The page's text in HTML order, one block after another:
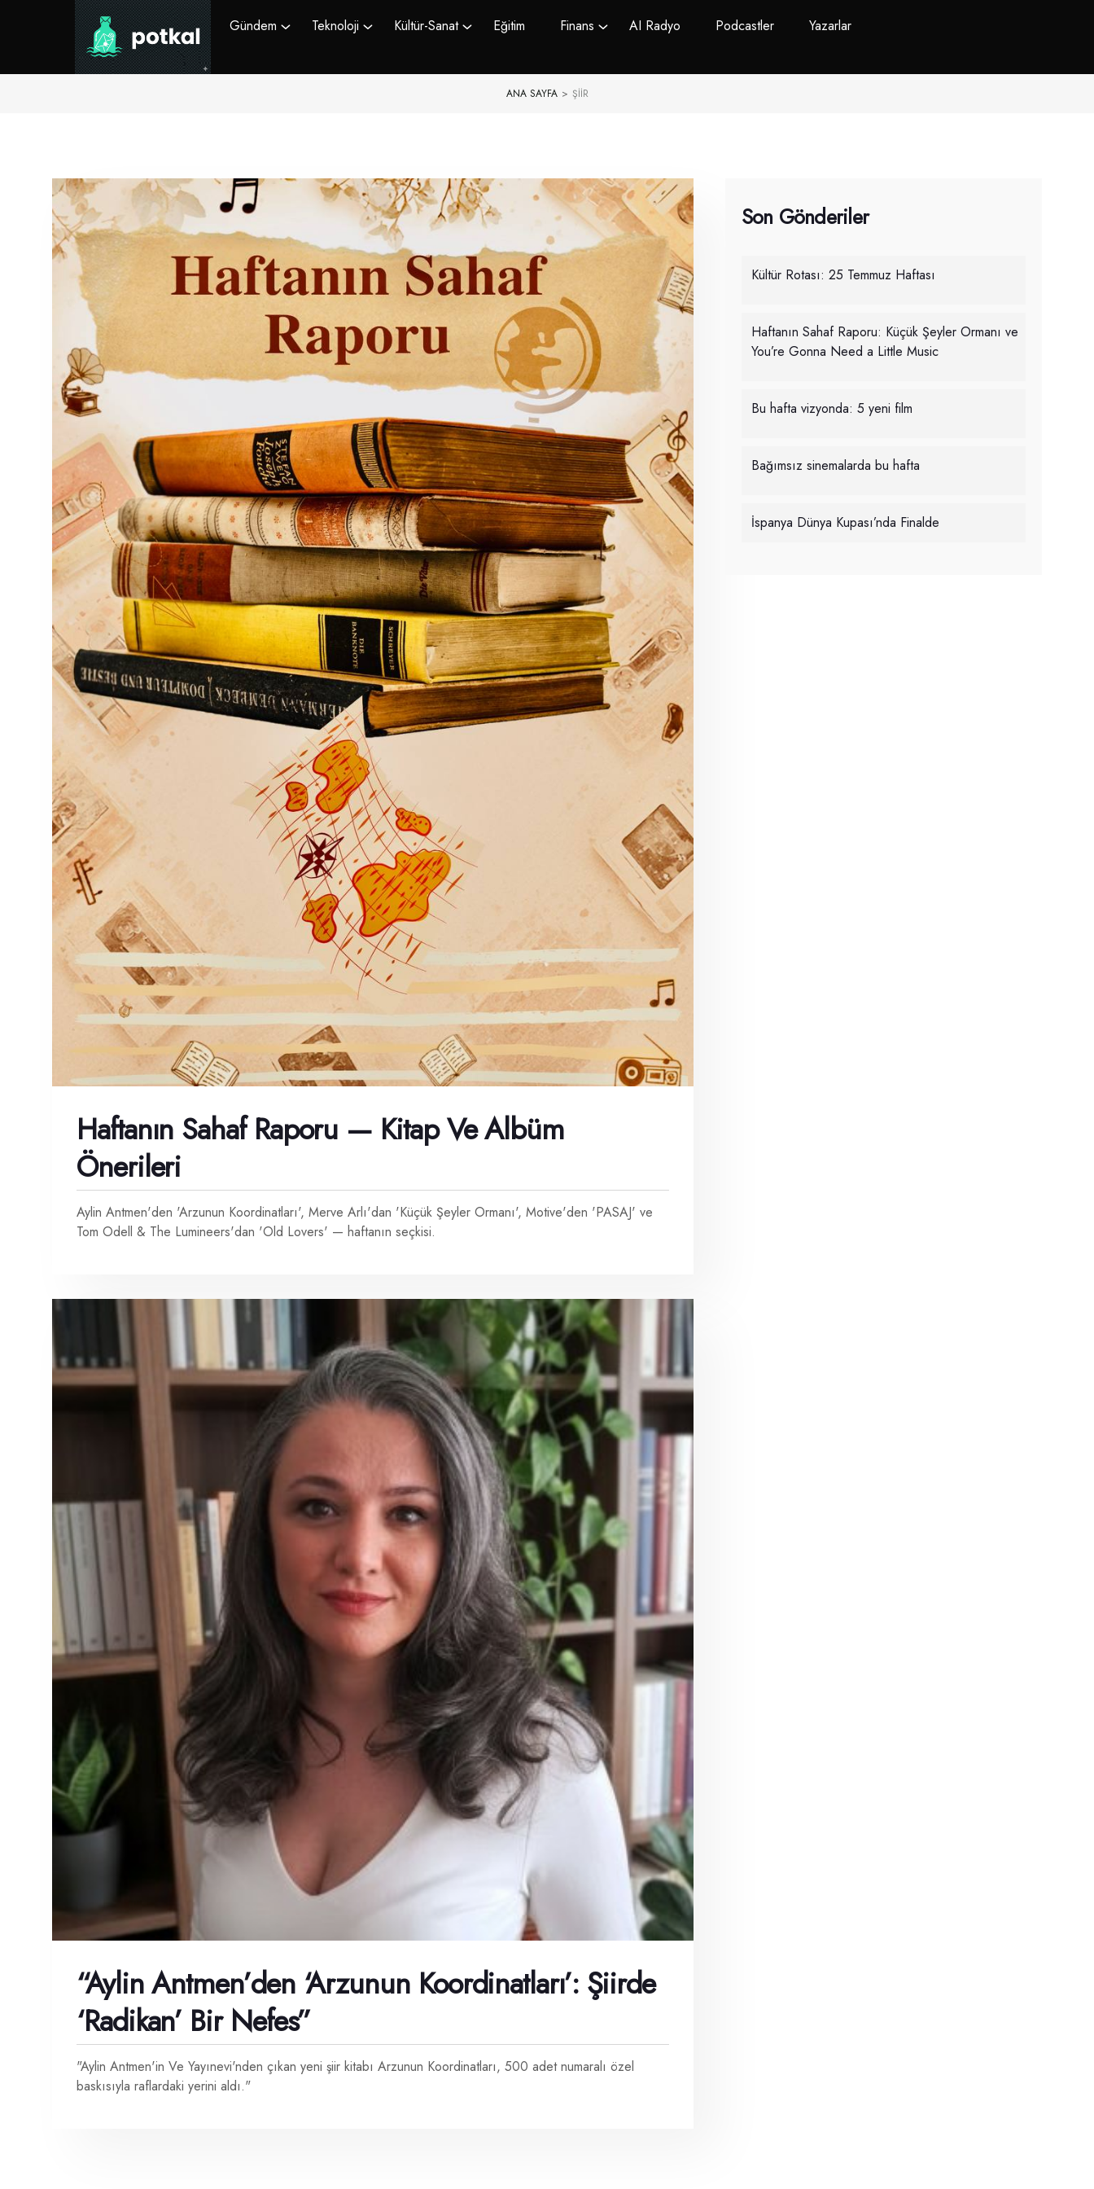
Gündem Teknoloji Kültür-Sanat Eğitim Finans AI Radyo Podcastler Yazarlar
ANA SAYFA > ŞIIR
Haftanın Sahaf Raporu — Kitap Ve Albüm
Önerileri
Aylin Antmen'den 'Arzunun Koordinatları', Merve Arlı'dan 'Küçük Şeyler Ormanı', Motive'den 'PASAJ' ve
Tom Odell & The Lumineers'dan 'Old Lovers' — haftanın seçkisi.
“Aylin Antmen’den ‘Arzunun Koordinatları’: Şiirde
‘Radikan’ Bir Nefes”
"Aylin Antmen'in Ve Yayınevi'nden çıkan yeni şiir kitabı Arzunun Koordinatları, 500 adet numaralı özel
baskısıyla raflardaki yerini aldı."
Son Gönderiler
Kültür Rotası: 25 Temmuz Haftası
Haftanın Sahaf Raporu: Küçük Şeyler Ormanı ve
You’re Gonna Need a Little Music
Bu hafta vizyonda: 5 yeni film
Bağımsız sinemalarda bu hafta
İspanya Dünya Kupası’nda Finalde